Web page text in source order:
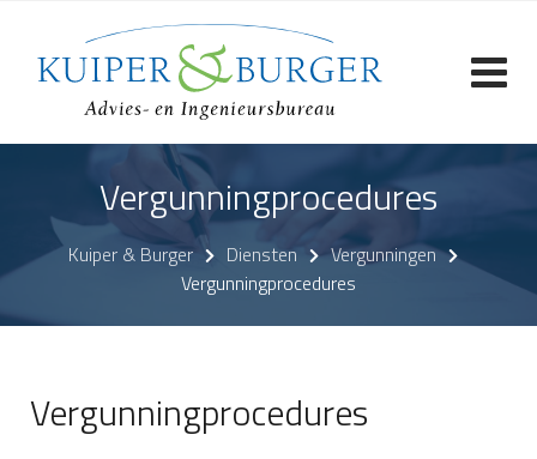
content
Vergunningprocedures
Kuiper & Burger Diensten
Vergunningen
Vergunningprocedures
Vergunningprocedures